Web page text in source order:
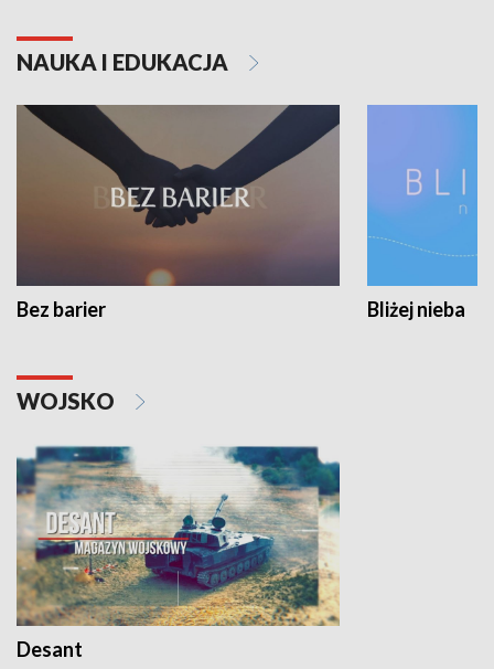
NAUKA I EDUKACJA
Bez barier Bliżej nieba
WOJSKO
Desant